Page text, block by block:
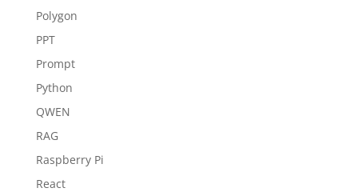
Polygon
PPT
Prompt
Python
QWEN
RAG
Raspberry Pi
React